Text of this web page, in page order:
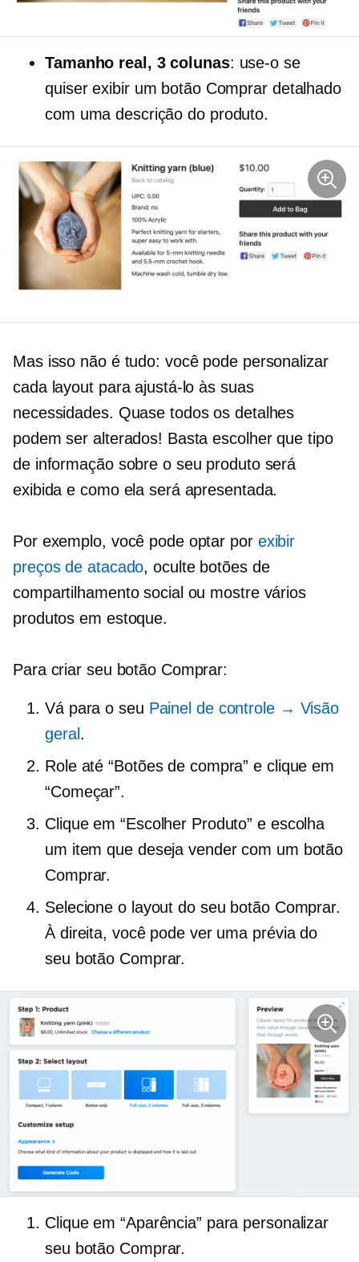
Tamanho real, 3 colunas: use-o se
quiser exibir um botão Comprar detalhado
com uma descrição do produto.
Mas isso não é tudo: você pode personalizar
cada layout para ajustá-lo às suas
necessidades. Quase todos os detalhes
podem ser alterados! Basta escolher que tipo
de informação sobre o seu produto será
exibida e como ela será apresentada.
Por exemplo, você pode optar por exibir
preços de atacado, oculte botões de
compartilhamento social ou mostre vários
produtos em estoque.
Para criar seu botão Comprar:
Vá para o seu Painel de controle → Visão
geral.
Role até “Botões de compra” e clique em
“Começar”.
Clique em “Escolher Produto” e escolha
um item que deseja vender com um botão
Comprar.
Selecione o layout do seu botão Comprar.
À direita, você pode ver uma prévia do
seu botão Comprar.
Clique em “Aparência” para personalizar
seu botão Comprar.